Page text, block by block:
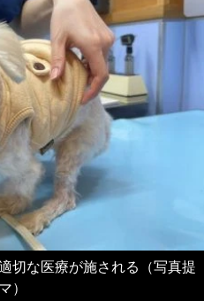
切な医療が施される（写真提
）